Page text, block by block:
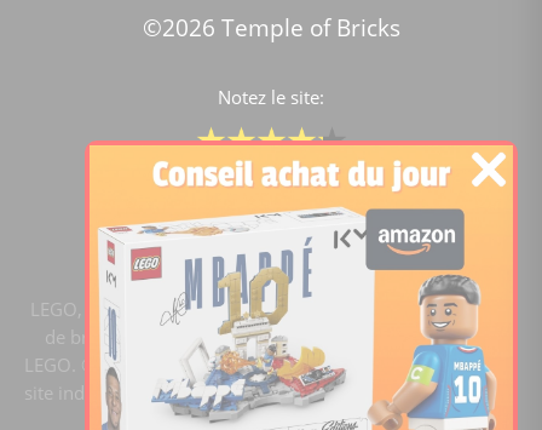
©2026 Temple of Bricks
Notez le site:
Comparateur de prix Lego
4.2/5 -15451notes
LEGO, le logo LEGO, la figurine LEGO et les configurations
de briques sont des marques commerciales du groupe
LEGO. ©2020 The LEGO Group. Templeofbricks.com est un
site indépendant du groupe LEGO, il n'est pas sponsorisé ni
validé par LEGO.